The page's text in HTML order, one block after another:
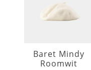
Baret Mindy
Roomwit